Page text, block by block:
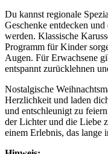
Du kannst regionale
Geschenke entdecken
werden. Klassische
Programm für Kinder
Augen. Für Erwachsene
entspannt zurücklehnen
Nostalgische
Herzlichkeit und laden
und entschleunigt zu
der Lichter und die Liebe
einem Erlebnis, das lange